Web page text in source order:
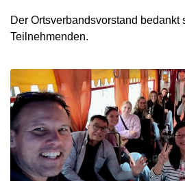
Der Ortsverbandsvorstand bedankt
Teilnehmenden.